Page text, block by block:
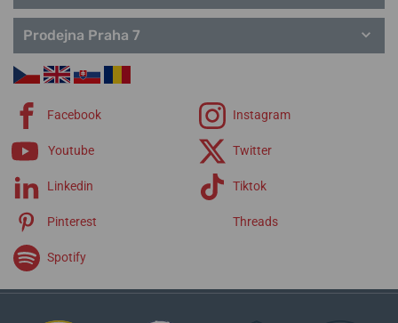
Prodejna Praha 7
Facebook Instagram
Youtube Twitter
Linkedin Tiktok
Pinterest Threads
Spotify